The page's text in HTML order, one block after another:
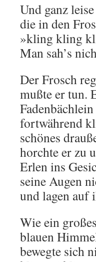
Und ganz
die in den
»kling kling
Man sah’s
Der Frosch
mußte er tun.
fortwährend
schönes
horchte er zu
Erlen ins
seine Augen
und lagen auf
Wie ein
blauen
bewegte sich